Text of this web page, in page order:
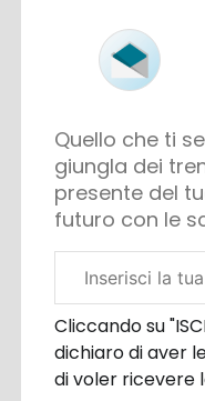
Quello che ti
giungla dei
presente del
futuro con le
aziendale
Cliccando su
dichiaro di aver
di voler ricevere